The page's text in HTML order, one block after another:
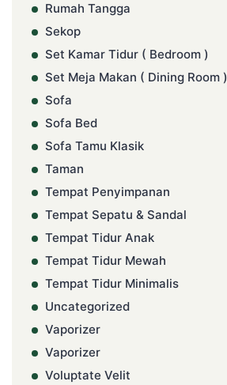
Rumah Tangga
Sekop
Set Kamar Tidur ( Bedroom )
Set Meja Makan ( Dining Room )
Sofa
Sofa Bed
Sofa Tamu Klasik
Taman
Tempat Penyimpanan
Tempat Sepatu & Sandal
Tempat Tidur Anak
Tempat Tidur Mewah
Tempat Tidur Minimalis
Uncategorized
Vaporizer
Vaporizer
Voluptate Velit